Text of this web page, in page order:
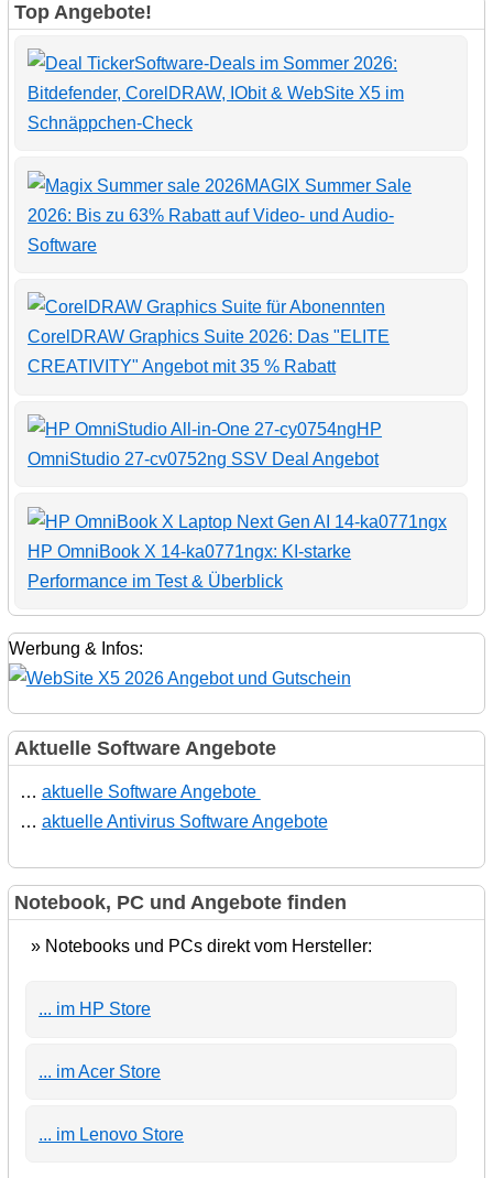
Top Angebote!
Software-Deals im Sommer 2026:
Bitdefender, CorelDRAW, IObit & WebSite X5 im
Schnäppchen-Check
MAGIX Summer Sale
2026: Bis zu 63% Rabatt auf Video- und Audio-
Software
CorelDRAW Graphics Suite 2026: Das "ELITE
CREATIVITY" Angebot mit 35 % Rabatt
HP
OmniStudio 27-cv0752ng SSV Deal Angebot
HP OmniBook X 14-ka0771ngx: KI-starke
Performance im Test & Überblick
Werbung & Infos:
Aktuelle Software Angebote
… aktuelle Software Angebote
… aktuelle Antivirus Software Angebote
Notebook, PC und Angebote finden
» Notebooks und PCs direkt vom Hersteller:
... im HP Store
... im Acer Store
... im Lenovo Store